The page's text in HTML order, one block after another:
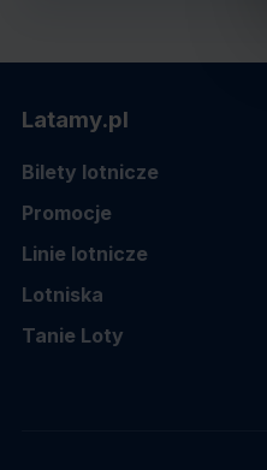
Latamy.pl
Bilety lotnicze
Promocje
Linie lotnicze
Lotniska
Tanie Loty